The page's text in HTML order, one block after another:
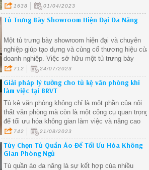
tường, tranh treo tường, và các sản phẩm gỗ
khác.
1638 01/04/2023
Tủ Trưng Bày Showroom Hiện Đại Đa Năng
Một tủ trưng bày showroom hiện đại và chuyên
nghiệp giúp tạo dựng và củng cố thương hiệu
doanh nghiệp. Việc sở hữu một tủ trưng bày
showroom hiện đại đa năng giúp bạn tiết kiệm rất
nhiều thời gian và công sức trong việc bày trí
phẩm
712 24/07/2023
Giải pháp lý tưởng cho tủ kệ văn phòng khi
làm việc tại BRVT
Tủ kệ văn phòng không chỉ là một phần của nội
thất văn phòng mà còn là một công cụ quan trọng
để tối ưu hóa không gian làm việc và nâng cao
năng suất.
742 21/08/2023
Tùy Chọn Tủ Quần Áo Để Tối Ưu Hóa Không
Gian Phòng Ngủ
Tủ quần áo đa năng là sự kết hợp của nhiều